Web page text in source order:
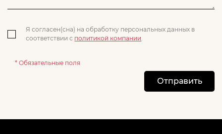
Я согласен(сна) на обработку персональных данных в
соответствии с политикой компании.
* Обязательные поля
Отправить